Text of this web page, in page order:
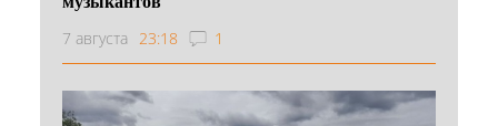
7 августа 23:18 1